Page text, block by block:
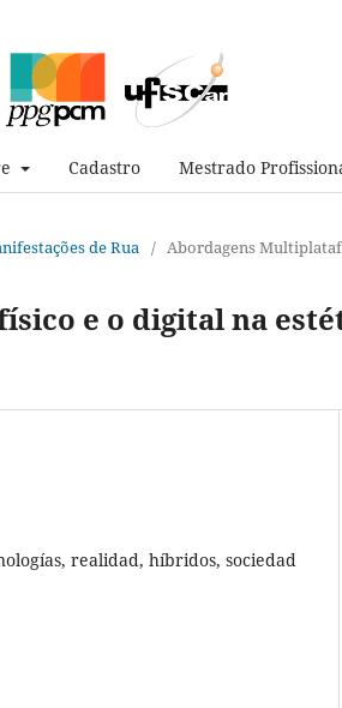
Cadastro Mestrado
de Rua / Abordagens
e o digital na
realidad, híbridos, sociedad